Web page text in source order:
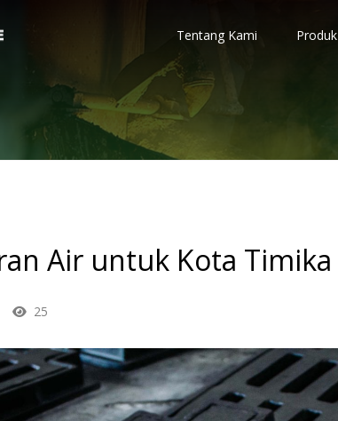
Tentang Kami Produk
Air untuk Kota Timika
25